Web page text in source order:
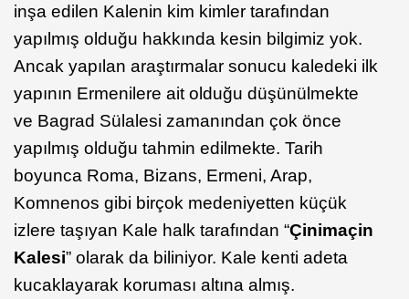
inşa edilen Kalenin kim kimler tarafından
yapılmış olduğu hakkında kesin bilgimiz yok.
Ancak yapılan araştırmalar sonucu kaledeki ilk
yapının Ermenilere ait olduğu düşünülmekte
ve Bagrad Sülalesi zamanından çok önce
yapılmış olduğu tahmin edilmekte. Tarih
boyunca Roma, Bizans, Ermeni, Arap,
Komnenos gibi birçok medeniyetten küçük
izlere taşıyan Kale halk tarafından “Çinimaçin
Kalesi” olarak da biliniyor. Kale kenti adeta
kucaklayarak koruması altına almış.